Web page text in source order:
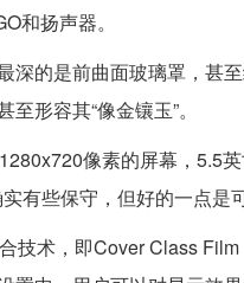
和扬声器。
深的是前曲面玻璃罩，甚
形容其“像金镶玉”。
像素的屏幕，5.5
有些保守，但好的一点是
技术，即Cover Class